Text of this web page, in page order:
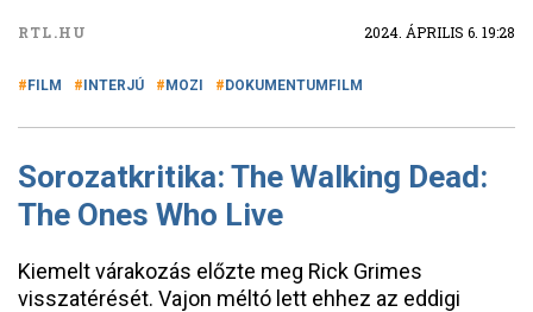
RTL.HU 2024. ÁPRILIS 6. 19:28
FILM INTERJÚ MOZI DOKUMENTUMFILM
Sorozatkritika: The Walking Dead:
The Ones Who Live
Kiemelt várakozás előzte meg Rick Grimes
visszatérését. Vajon méltó lett ehhez az eddigi